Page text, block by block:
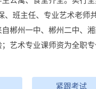
、班主任、专业艺术老师
郴州一中、郴州二中、
艺术专业课师资为全职专
紧跟考试